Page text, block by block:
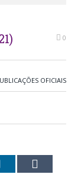
0
OFICIAIS
LinkedIn